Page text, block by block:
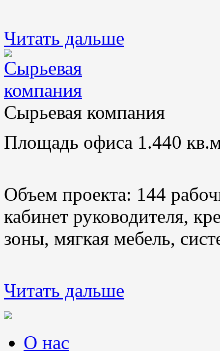
Читать дальше
Сырьевая компания
Площадь офиса 1.440
Объем проекта: 144
кабинет руководителя,
зоны, мягкая мебель,
Читать дальше
О нас